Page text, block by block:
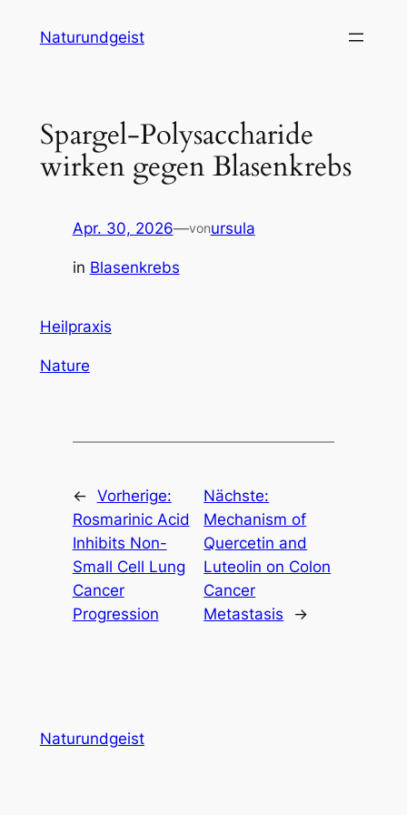
InhaltNaturundgeist
Spargel-Polysaccharide
wirken gegen Blasenkrebs
Apr. 30, 2026—vonursula
in Blasenkrebs
Heilpraxis
Nature
← Vorherige:
Rosmarinic Acid
Inhibits Non-
Small Cell Lung
Cancer
Progression
Nächste:
Mechanism of
Quercetin and
Luteolin on Colon
Cancer
Metastasis
→
Naturundgeist